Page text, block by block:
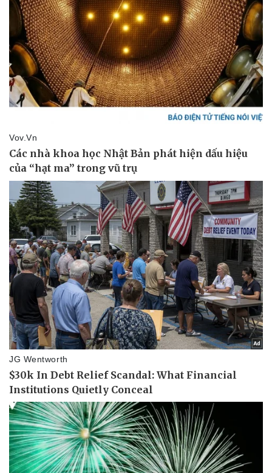
eSports
Hậu trường